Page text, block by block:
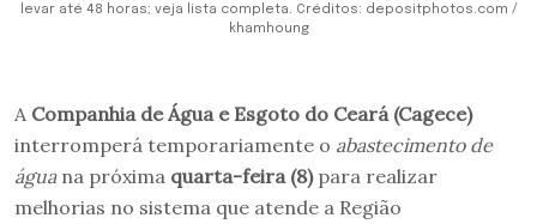
levar até 48 horas; veja lista completa. Créditos: depositphotos.com /
khamhoung
A Companhia de Água e Esgoto do Ceará (Cagece)
interromperá temporariamente o abastecimento de
águana próxima quarta-feira (8)para realizar
melhorias no sistema que atende a Região